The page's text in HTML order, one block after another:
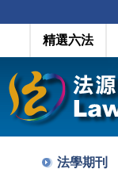
精選六法
法學期刊